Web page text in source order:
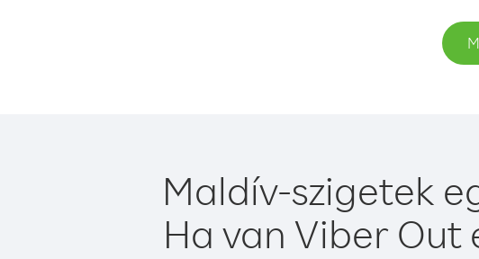
Maldív-szigetek
Ha van Viber